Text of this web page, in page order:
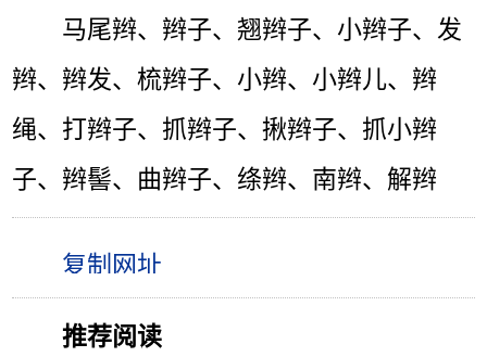
马尾辫、辫子、翘辫子、小辫子、发
辫、辫发、梳辫子、小辫、小辫儿、辫
绳、打辫子、抓辫子、揪辫子、抓小辫
子、辫髻、曲辫子、绦辫、南辫、解辫
推荐阅读